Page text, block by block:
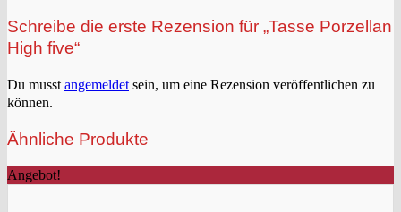
Schreibe die erste Rezension für „Tasse Porzellan
High five“
Du musst angemeldet sein, um eine Rezension veröffentlichen zu
können.
Ähnliche Produkte
Angebot!